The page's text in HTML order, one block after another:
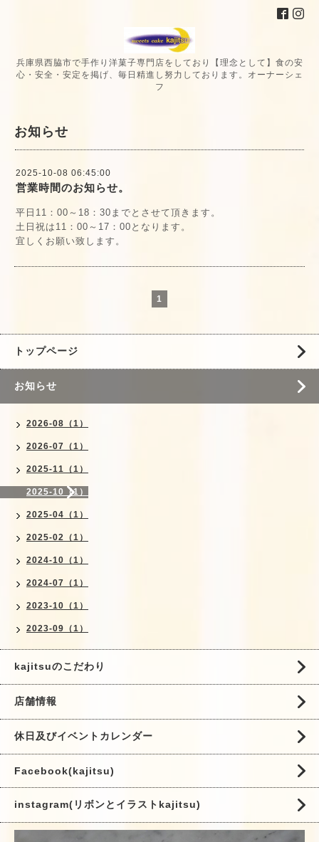
兵庫県西脇市で手作り洋菓子専門店をしており【理念として】食の安
心・安全・安定を掲げ、毎日精進し努力しております。オーナーシェ
フ
お知らせ
2025-10-08 06:45:00
営業時間のお知らせ。
平日11：00～18：30までとさせて頂きます。
土日祝は11：00～17：00となります。
宜しくお願い致します。
1
トップページ
お知らせ
2026-08（1）
2026-07（1）
2025-11（1）
2025-10（1）
2025-04（1）
2025-02（1）
2024-10（1）
2024-07（1）
2023-10（1）
2023-09（1）
kajitsuのこだわり
店舗情報
休日及びイベントカレンダー
Facebook(kajitsu)
instagram(リボンとイラストkajitsu)